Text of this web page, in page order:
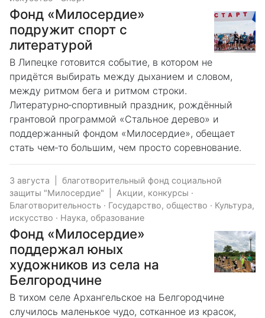
Фонд «Милосердие»
подружит спорт с
литературой
В Липецке готовится событие, в котором не
придётся выбирать между дыханием и словом,
между ритмом бега и ритмом строки.
Литературно‑спортивный праздник, рождённый
грантовой программой «Стальное дерево» и
поддержанный фондом «Милосердие», обещает
стать чем‑то большим, чем просто соревнование.
3 августа
благотворительный фонд социальной
защиты "Милосердие"
Акции, конкурсы ·
Благотворительность · Государство, общество · Культура,
искусство · Наука, образование
Фонд «Милосердие»
поддержал юных
художников из села на
Белгородчине
В тихом селе Архангельское на Белгородчине
случилось маленькое чудо, сотканное из красок,